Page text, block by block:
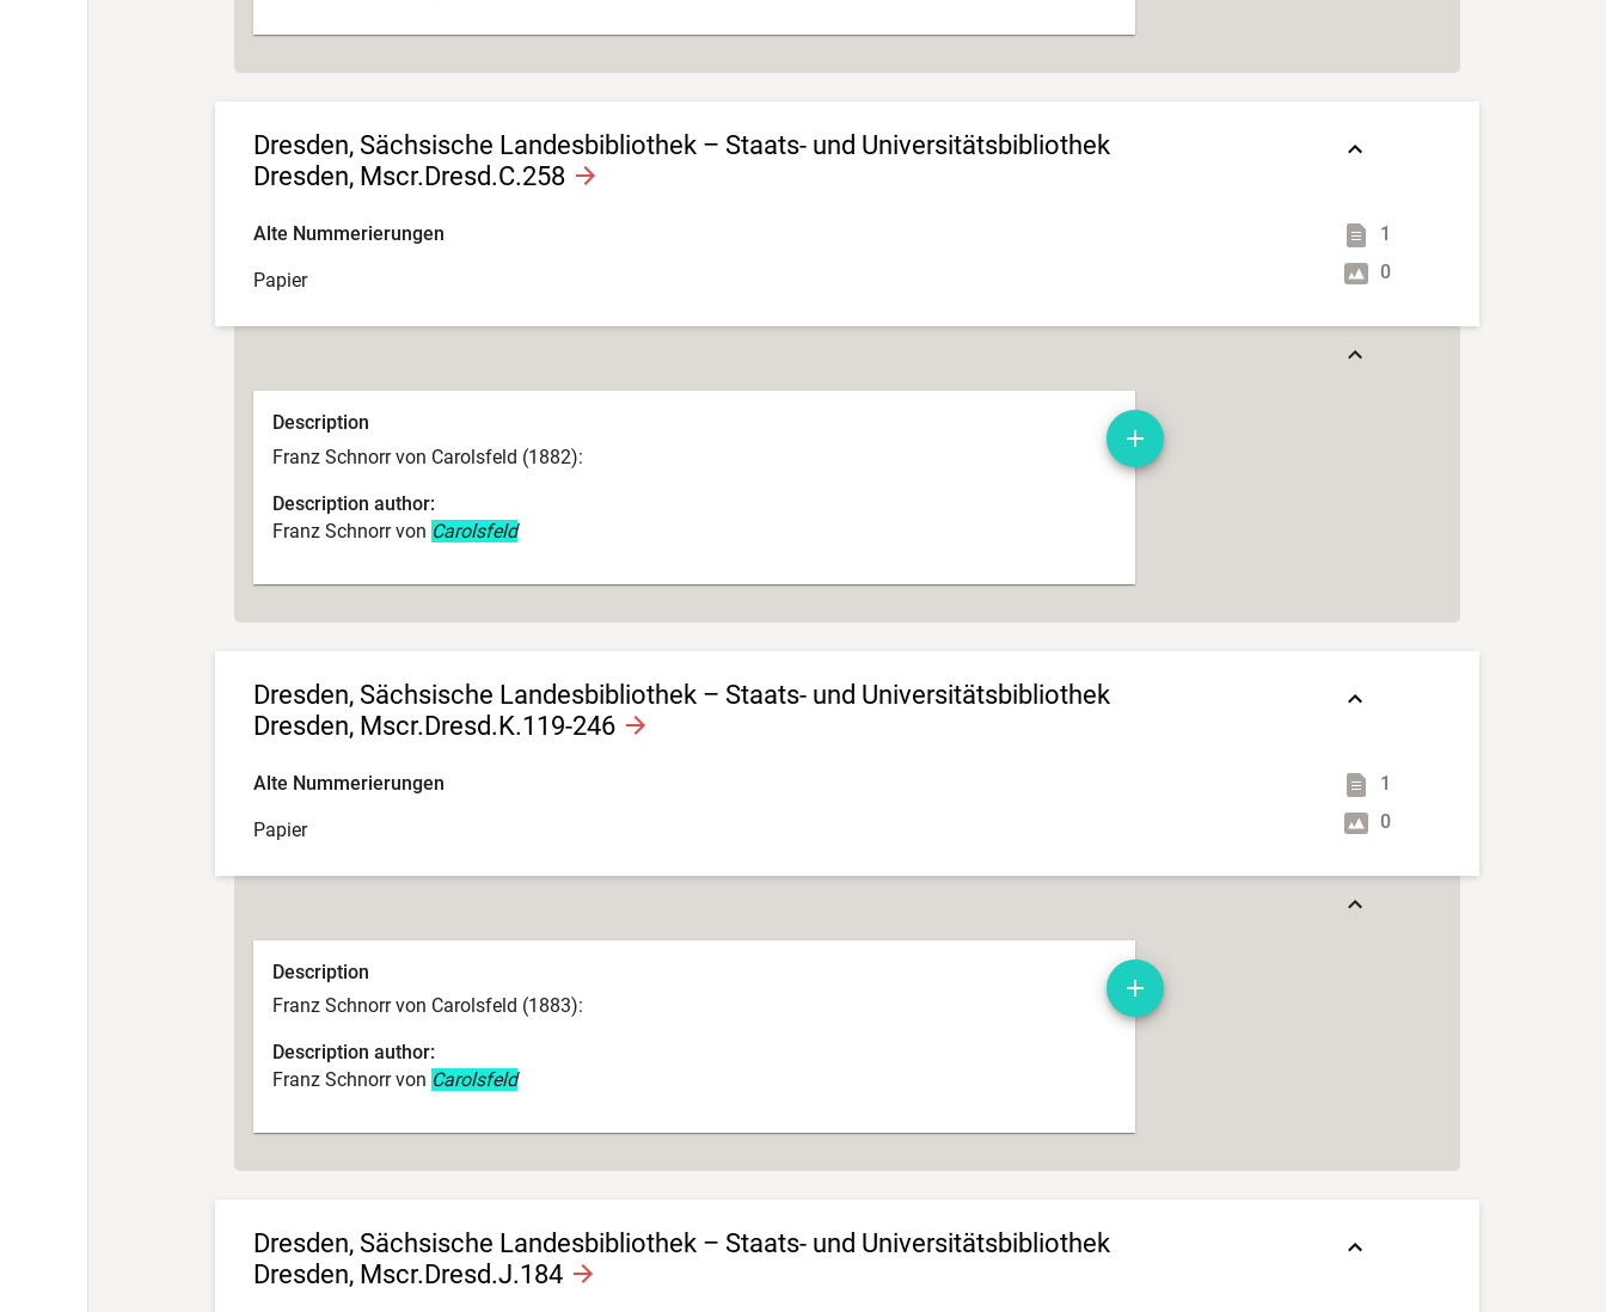
Dresden, Sächsische Landesbibliothek – Staats- und Universitätsbibliothek
Dresden, Mscr.Dresd.C.258
Alte Nummerierungen
Papier
1
0
Description
Franz Schnorr von Carolsfeld (1882):
Description author:
Franz Schnorr von Carolsfeld
Dresden, Sächsische Landesbibliothek – Staats- und Universitätsbibliothek
Dresden, Mscr.Dresd.K.119-246
Alte Nummerierungen
Papier
1
0
Description
Franz Schnorr von Carolsfeld (1883):
Description author:
Franz Schnorr von Carolsfeld
Dresden, Sächsische Landesbibliothek – Staats- und Universitätsbibliothek
Dresden, Mscr.Dresd.J.184